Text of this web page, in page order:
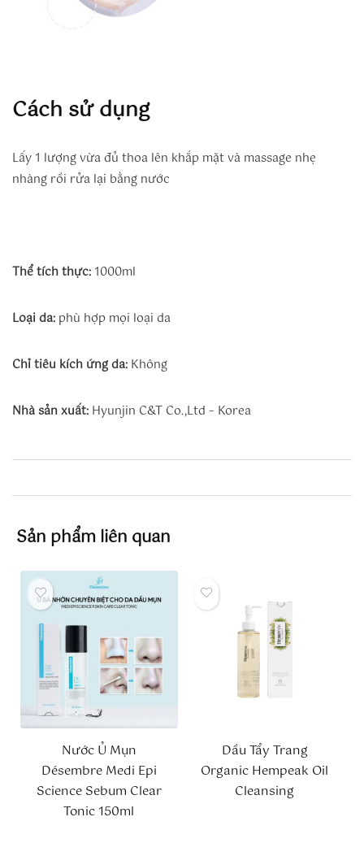
Cách sử dụng
Lấy 1 lượng vừa đủ thoa lên khắp mặt và massage nhẹ
nhàng rồi rửa lại bằng nước
Thể tích thực: 1000ml
Loại da: phù hợp mọi loại da
Chỉ tiêu kích ứng da: Không
Nhà sản xuất: Hyunjin C&T Co.,Ltd – Korea
Sản phẩm liên quan
Nước Ủ Mụn
Désembre Medi Epi
Science Sebum Clear
Tonic 150ml
Dầu Tẩy Trang
Organic Hempeak Oil
Cleansing